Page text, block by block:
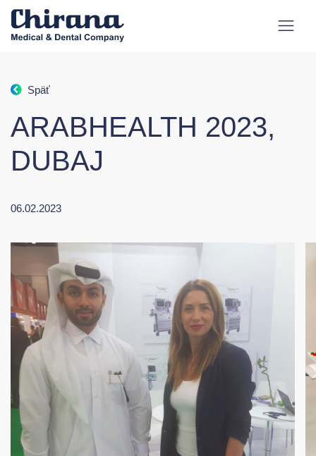
Späť
ARABHEALTH 2023,
DUBAJ
06.02.2023